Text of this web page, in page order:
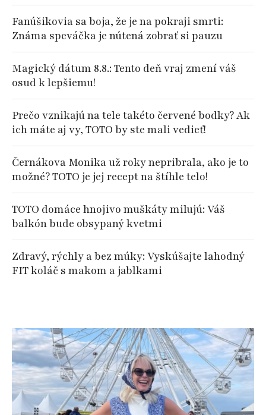
Fanúšikovia sa boja, že je na pokraji smrti:
Známa speváčka je nútená zobrať si pauzu
Magický dátum 8.8.: Tento deň vraj zmení váš
osud k lepšiemu!
Prečo vznikajú na tele takéto červené bodky? Ak
ich máte aj vy, TOTO by ste mali vedieť!
Černákova Monika už roky nepribrala, ako je to
možné? TOTO je jej recept na štíhle telo!
TOTO domáce hnojivo muškáty milujú: Váš
balkón bude obsypaný kvetmi
Zdravý, rýchly a bez múky: Vyskúšajte lahodný
FIT koláč s makom a jablkami